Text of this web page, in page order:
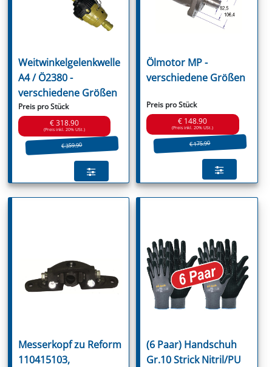
Weitwinkelgelenkwelle
A4 / Ö2380 -
verschiedene Größen
Preis pro Stück
€ 318.90
(Preis inkl. 20% USt.)
€ 359.90
Ölmotor MP -
verschiedene Größen
Preis pro Stück
€ 148.90
(Preis inkl. 20% USt.)
€ 175.90
Messerkopf zu Reform
110415103,
(6 Paar) Handschuh
Gr.10 Strick Nitril/PU